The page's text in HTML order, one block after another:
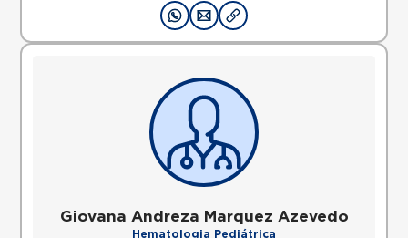
Giovana Andreza Marquez Azevedo
Hematologia Pediátrica